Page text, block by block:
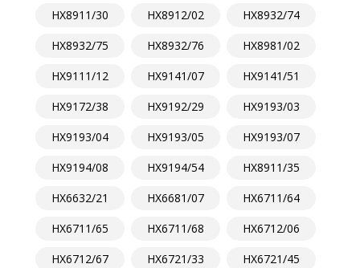
HX8911/30
HX8912/02
HX8932/74
HX8932/75
HX8932/76
HX8981/02
HX9111/12
HX9141/07
HX9141/51
HX9172/38
HX9192/29
HX9193/03
HX9193/04
HX9193/05
HX9193/07
HX9194/08
HX9194/54
HX8911/35
HX6632/21
HX6681/07
HX6711/64
HX6711/65
HX6711/68
HX6712/06
HX6712/67
HX6721/33
HX6721/45